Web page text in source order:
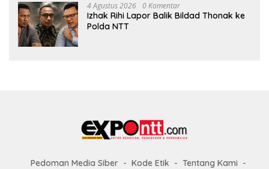
4 Agustus 2026 0 Komentar
Izhak Rihi Lapor Balik Bildad Thonak ke
Polda NTT
Pedoman Media Siber Kode Etik Tentang Kami